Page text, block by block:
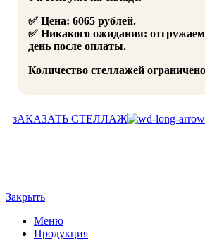
✅ Цена: 6065 рублей.
✅ Никакого ожидания:
день после оплаты.
Количество стеллажей
зАКАЗАТЬ СТЕЛЛАЖ
Закрыть
Меню
Продукция